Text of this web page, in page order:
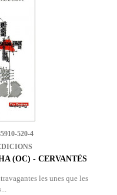
520-4
(OC) - CERVANTÈS
les unes que les